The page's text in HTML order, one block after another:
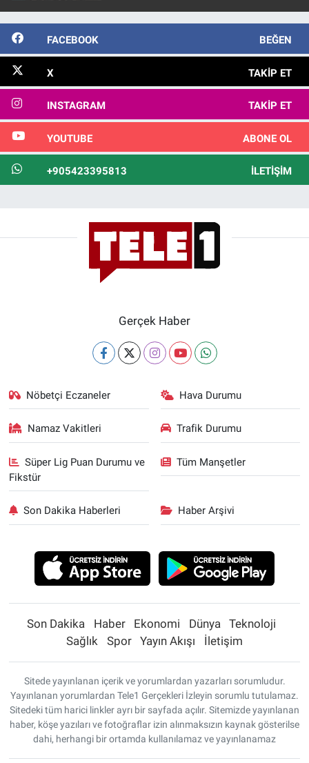
FACEBOOK BEĞEN
X TAKIP ET
INSTAGRAM TAKIP ET
YOUTUBE ABONE OL
+905423395813 İLETIŞIM
Gerçek Haber
Nöbetçi Eczaneler Hava Durumu
Namaz Vakitleri Trafik Durumu
Süper Lig Puan Durumu ve
Fikstür
Tüm Manşetler
Son Dakika Haberleri Haber Arşivi
Son Dakika Haber Ekonomi Dünya
Teknoloji
Sağlık
Spor Yayın Akışı İletişim
Sitede yayınlanan içerik ve yorumlardan yazarları sorumludur.
Yayınlanan yorumlardan Tele1 Gerçekleri İzleyin sorumlu tutulamaz.
Sitedeki tüm harici linkler ayrı bir sayfada açılır. Sitemizde yayınlanan
haber, köşe yazıları ve fotoğraflar izin alınmaksızın kaynak gösterilse
dahi, herhangi bir ortamda kullanılamaz ve yayınlanamaz